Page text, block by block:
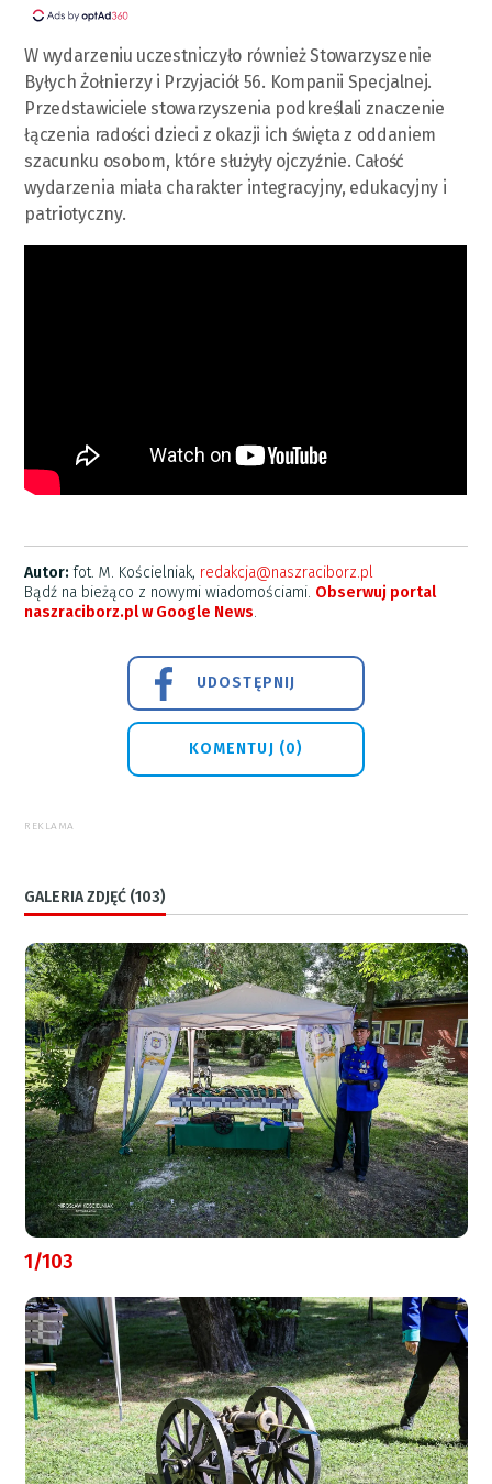
W wydarzeniu uczestniczyło również Stowarzyszenie
Byłych Żołnierzy i Przyjaciół 56. Kompanii Specjalnej.
Przedstawiciele stowarzyszenia podkreślali znaczenie
łączenia radości dzieci z okazji ich święta z oddaniem
szacunku osobom, które służyły ojczyźnie. Całość
wydarzenia miała charakter integracyjny, edukacyjny i
patriotyczny.
Autor: fot. M. Kościelniak, redakcja@naszraciborz.pl
Bądź na bieżąco z nowymi wiadomościami. Obserwuj portal
naszraciborz.pl w Google News.
UDOSTĘPNIJ
KOMENTUJ (0)
REKLAMA
GALERIA ZDJĘĆ (103)
1/103